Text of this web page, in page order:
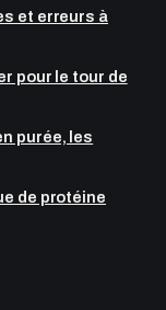
et erreurs à
pour le tour de
purée, les
de protéine